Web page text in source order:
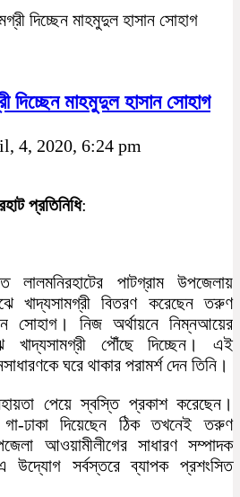
দিচ্ছেন মাহমুদুল হাসান সোহাগ
দিচ্ছেন মাহমুদুল হাসান সোহাগ
4, 2020, 6:24 pm
প্রতিনিধি:
লালমনিরহাটের পাটগ্রাম উপজেলায়
খাদ্যসামগ্রী বিতরণ করেছেন তরুণ
সোহাগ। নিজ অর্থায়নে নিম্নআয়ের
খাদ্যসামগ্রী পৌঁছে দিচ্ছেন। এই
ঘরে থাকার পরামর্শ দেন তিনি।
পেয়ে স্বস্তি প্রকাশ করেছেন।
ঢাকা দিয়েছেন ঠিক তখনেই তরুণ
আওয়ামীলীগের সাধারণ সম্পাদক
উদ্যোগ সর্বস্তরে ব্যাপক প্রশংসিত